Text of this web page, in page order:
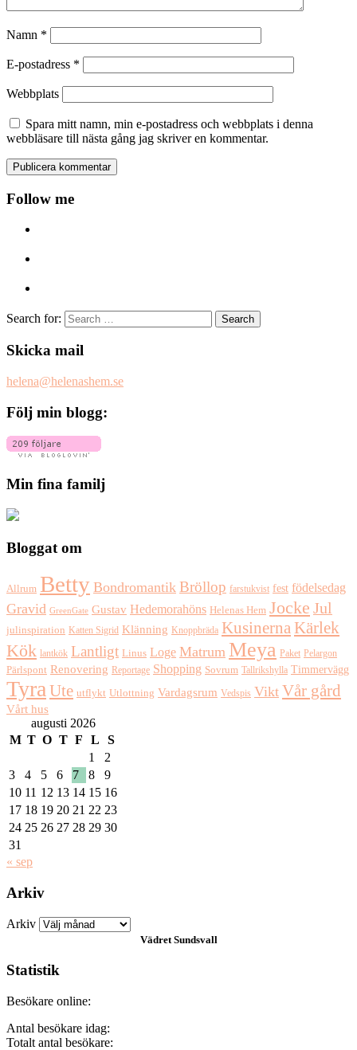
Namn *
E-postadress *
Webbplats
Spara mitt namn, min e-postadress och webbplats i denna
webbläsare till nästa gång jag skriver en kommentar.
Follow me
Search for:
Skicka mail
helena@helenashem.se
Följ min blogg:
Min fina familj
Bloggat om
Allrum Betty Bondromantik Bröllop farstukvist fest födelsedag
Gravid GreenGate Gustav Hedemorahöns Helenas Hem Jocke Jul
julinspiration Katten Sigrid Klänning Knoppbräda KusinernaKärlek
Kök lantkök Lantligt Linus Loge Matrum Meya Paket Pelargon
Pärlspont Renovering Reportage Shopping Sovrum Tallrikshylla Timmervägg
TyraUte utflykt Utlottning Vardagsrum Vedspis Vikt Vår gård
Vårt hus
augusti 2026
M T O T F L
S
1
2
3
4 5 6 7 8
9
10 11 12 13 14 15 16
17 18 19 20 21 22 23
24 25 26 27 28 29 30
31
« sep
Arkiv
Arkiv
VädretSundsvall
Statistik
Besökare online:
Antal besökare idag:
Totalt antal besökare: